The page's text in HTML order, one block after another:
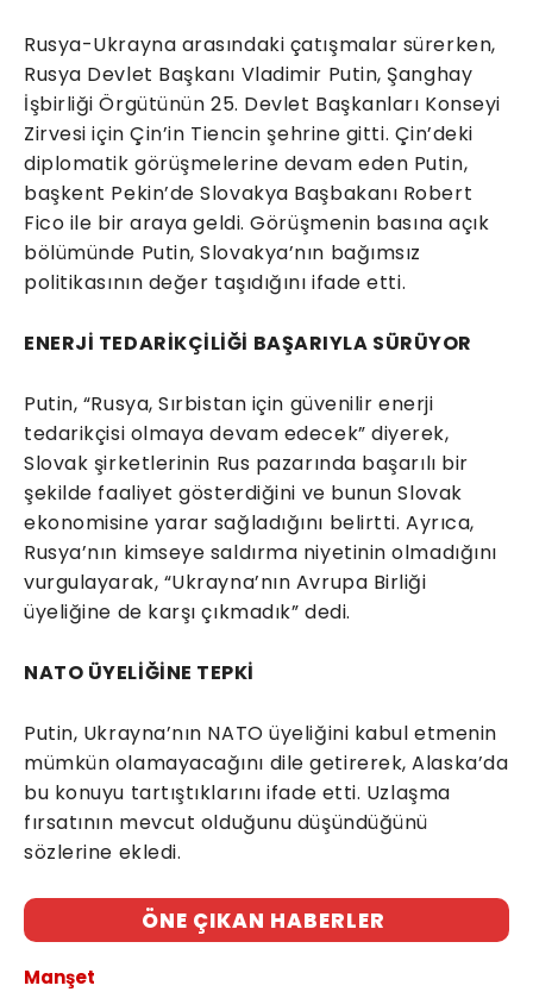
Rusya-Ukrayna arasındaki çatışmalar sürerken,
Rusya Devlet Başkanı Vladimir Putin, Şanghay
İşbirliği Örgütünün 25. Devlet Başkanları Konseyi
Zirvesi için Çin’in Tiencin şehrine gitti. Çin’deki
diplomatik görüşmelerine devam eden Putin,
başkent Pekin’de Slovakya Başbakanı Robert
Fico ile bir araya geldi. Görüşmenin basına açık
bölümünde Putin, Slovakya’nın bağımsız
politikasının değer taşıdığını ifade etti.
ENERJİ TEDARİKÇİLİĞİ BAŞARIYLA SÜRÜYOR
Putin, “Rusya, Sırbistan için güvenilir enerji
tedarikçisi olmaya devam edecek” diyerek,
Slovak şirketlerinin Rus pazarında başarılı bir
şekilde faaliyet gösterdiğini ve bunun Slovak
ekonomisine yarar sağladığını belirtti. Ayrıca,
Rusya’nın kimseye saldırma niyetinin olmadığını
vurgulayarak, “Ukrayna’nın Avrupa Birliği
üyeliğine de karşı çıkmadık” dedi.
NATO ÜYELİĞİNE TEPKİ
Putin, Ukrayna’nın NATO üyeliğini kabul etmenin
mümkün olamayacağını dile getirerek, Alaska’da
bu konuyu tartıştıklarını ifade etti. Uzlaşma
fırsatının mevcut olduğunu düşündüğünü
sözlerine ekledi.
ÖNE ÇIKAN HABERLER
Manşet